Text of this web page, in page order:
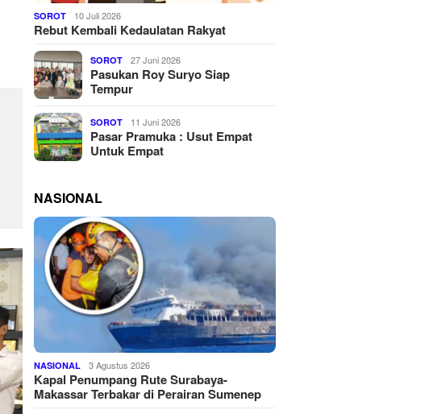
SOROT 10 Juli 2026
Rebut Kembali Kedaulatan Rakyat
SOROT 27 Juni 2026
Pasukan Roy Suryo Siap
Tempur
SOROT 11 Juni 2026
Pasar Pramuka : Usut Empat
Untuk Empat
NASIONAL
NASIONAL 3 Agustus 2026
Kapal Penumpang Rute Surabaya-
Makassar Terbakar di Perairan Sumenep